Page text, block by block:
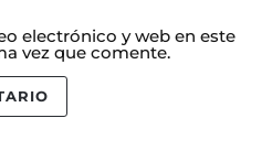
electrónico y web en este
vez que comente.